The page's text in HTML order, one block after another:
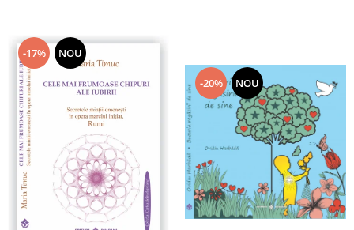
-17% NOU
-20% NOU